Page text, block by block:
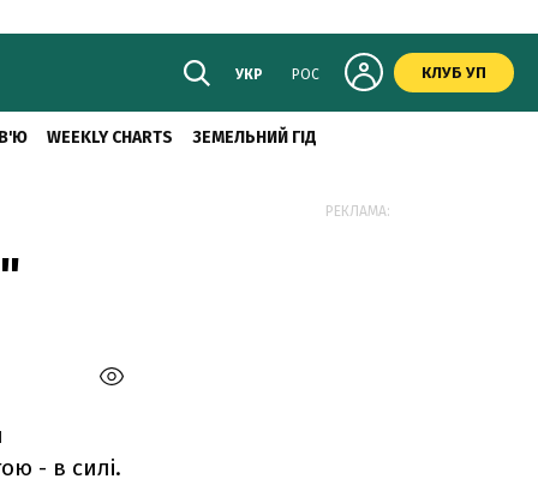
УКР РОС КЛУБ УП
WEEKLY CHARTS ЗЕМЕЛЬНИЙ ГІД
- в силі.
РЕКЛАМА: